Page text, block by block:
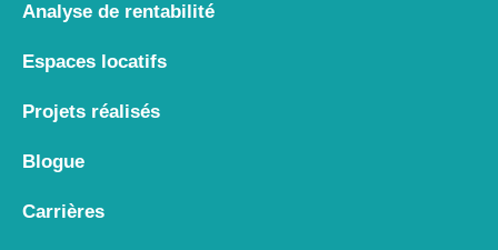
Analyse de rentabilité
Espaces locatifs
Projets réalisés
Blogue
Carrières